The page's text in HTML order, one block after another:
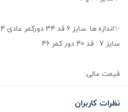
✨اندازه ها .سایز 6 قد 34 دورکمر عادی 44
سایز 7 : قد 40 دور کمر 46
قیمت عالی:
نظرات کاربران